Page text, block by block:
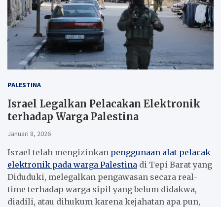
PALESTINA
Israel Legalkan Pelacakan Elektronik
terhadap Warga Palestina
Januari 8, 2026
Israel telah mengizinkan penggunaan alat pelacak
elektronik pada warga Palestina di Tepi Barat yang
Diduduki, melegalkan pengawasan secara real-
time terhadap warga sipil yang belum didakwa,
diadili, atau dihukum karena kejahatan apa pun,